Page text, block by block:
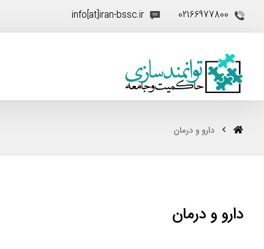
02166977800
info[at]iran-bssc.ir
دارو و درمان
دارو و درمان